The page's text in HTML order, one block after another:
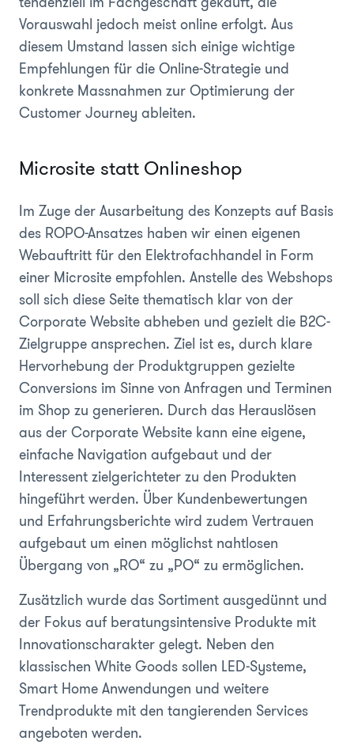
Vorauswahl jedoch meist online erfolgt. Aus
diesem Umstand lassen sich einige wichtige
Empfehlungen für die Online-Strategie und
konkrete Massnahmen zur Optimierung der
Customer Journey ableiten.
Microsite statt Onlineshop
Im Zuge der Ausarbeitung des Konzepts auf Basis
des ROPO-Ansatzes haben wir einen eigenen
Webauftritt für den Elektrofachhandel in Form
einer Microsite empfohlen. Anstelle des Webshops
soll sich diese Seite thematisch klar von der
Corporate Website abheben und gezielt die B2C-
Zielgruppe ansprechen. Ziel ist es, durch klare
Hervorhebung der Produktgruppen gezielte
Conversions im Sinne von Anfragen und Terminen
im Shop zu generieren. Durch das Herauslösen
aus der Corporate Website kann eine eigene,
einfache Navigation aufgebaut und der
Interessent zielgerichteter zu den Produkten
hingeführt werden. Über Kundenbewertungen
und Erfahrungsberichte wird zudem Vertrauen
aufgebaut um einen möglichst nahtlosen
Übergang von „RO“ zu „PO“ zu ermöglichen.
Zusätzlich wurde das Sortiment ausgedünnt und
der Fokus auf beratungsintensive Produkte mit
Innovationscharakter gelegt. Neben den
klassischen White Goods sollen LED-Systeme,
Smart Home Anwendungen und weitere
Trendprodukte mit den tangierenden Services
angeboten werden.